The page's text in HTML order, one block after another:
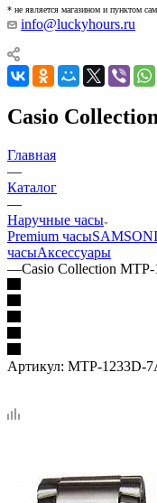
* не является магазином и пунктом
info@luckyhours.ru
Casio
Главная
—
Каталог
—
Наручные часы
Premium часы
часыАксессуары
—Casio Collection
Артикул: MTP-1233D-